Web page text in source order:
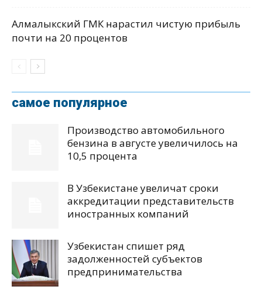
Алмалыкский ГМК нарастил чистую прибыль
почти на 20 процентов
самое популярное
Производство автомобильного
бензина в августе увеличилось на
10,5 процента
В Узбекистане увеличат сроки
аккредитации представительств
иностранных компаний
Узбекистан спишет ряд
задолженностей субъектов
предпринимательства